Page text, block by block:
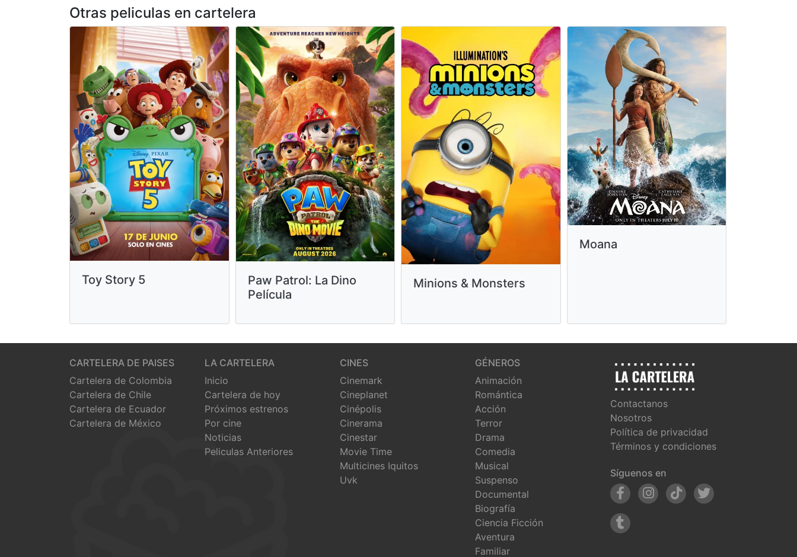
Otras peliculas en cartelera
Toy Story 5
Paw Patrol: La Dino
Película
Minions & Monsters
Moana
CARTELERA DE PAISES
Cartelera de Colombia
Cartelera de Chile
Cartelera de Ecuador
Cartelera de México
LA CARTELERA
Inicio
Cartelera de hoy
Próximos estrenos
Por cine
Noticias
Peliculas Anteriores
CINES
Cinemark
Cineplanet
Cinépolis
Cinerama
Cinestar
Movie Time
Multicines Iquitos
Uvk
GÉNEROS
Animación
Romántica
Acción
Terror
Drama
Comedia
Musical
Suspenso
Documental
Biografía
Ciencia Ficción
Aventura
Familiar
Contactanos
Nosotros
Política de privacidad
Términos y condiciones
Síguenos en